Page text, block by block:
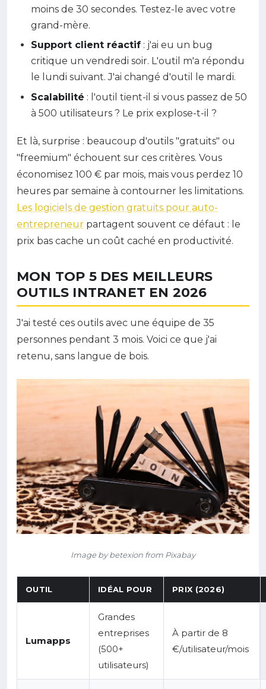
moins de 30 secondes. Testez-le avec votre
grand-mère.
Support client réactif : j'ai eu un bug
critique un vendredi soir. L'outil m'a répondu
le lundi suivant. J'ai changé d'outil le mardi.
Scalabilité : l'outil tient-il si vous passez de 50
à 500 utilisateurs ? Le prix explose-t-il ?
Et là, surprise : beaucoup d'outils "gratuits" ou
"freemium" échouent sur ces critères. Vous
économisez 100 € par mois, mais vous perdez 10
heures par semaine à contourner les limitations.
Les logiciels de gestion gratuits pour auto-
entrepreneur partagent souvent ce défaut : le
prix bas cache un coût caché en productivité.
MON TOP 5 DES MEILLEURS
OUTILS INTRANET EN 2026
J'ai testé ces outils avec une équipe de 35
personnes pendant 3 mois. Voici ce que j'ai
retenu, sans langue de bois.
Image by betexion from Pixabay
OUTIL IDÉAL POUR PRIX (2026)
Lumapps
Grandes
entreprises
(500+
utilisateurs)
À partir de 8
€/utilisateur/mois